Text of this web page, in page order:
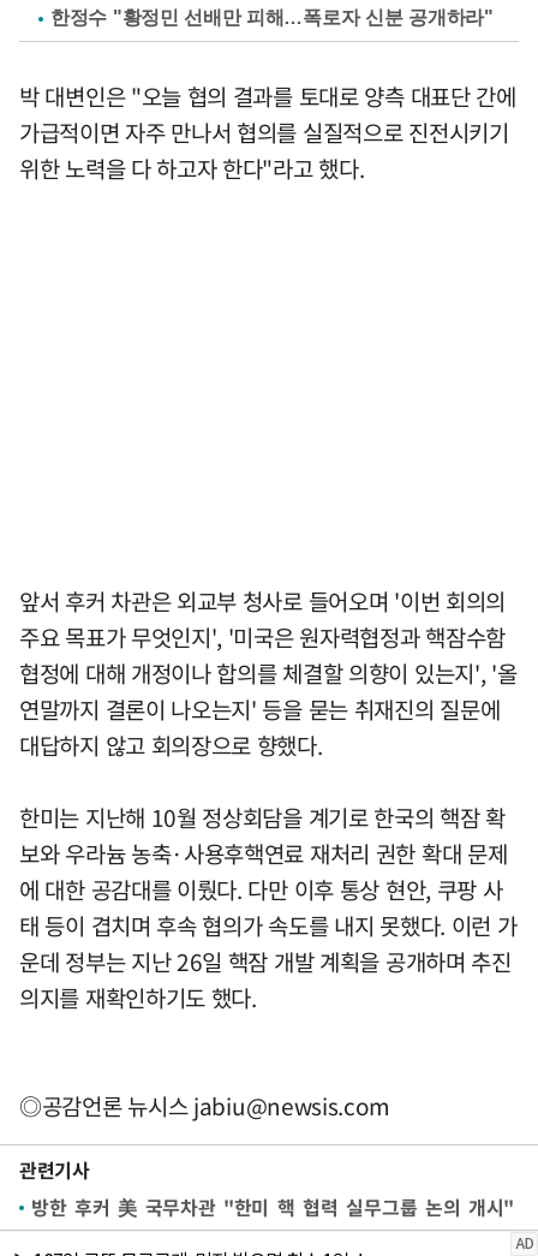
한정수 "황정민 선배만 피해…폭로자 신분 공개하라"
박 대변인은 "오늘 협의 결과를 토대로 양측 대표단 간에
가급적이면 자주 만나서 협의를 실질적으로 진전시키기
위한 노력을 다 하고자 한다"라고 했다.
앞서 후커 차관은 외교부 청사로 들어오며 '이번 회의의
주요 목표가 무엇인지', '미국은 원자력협정과 핵잠수함
협정에 대해 개정이나 합의를 체결할 의향이 있는지', '올
연말까지 결론이 나오는지' 등을 묻는 취재진의 질문에
대답하지 않고 회의장으로 향했다.
한미는 지난해 10월 정상회담을 계기로 한국의 핵잠 확
보와 우라늄 농축·사용후핵연료 재처리 권한 확대 문제
에 대한 공감대를 이뤘다. 다만 이후 통상 현안, 쿠팡 사
태 등이 겹치며 후속 협의가 속도를 내지 못했다. 이런 가
운데 정부는 지난 26일 핵잠 개발 계획을 공개하며 추진
의지를 재확인하기도 했다.
◎공감언론 뉴시스jabiu@newsis.com
관련기사
방한 후커 美 국무차관 "한미 핵 협력 실무그룹 논의 개시"